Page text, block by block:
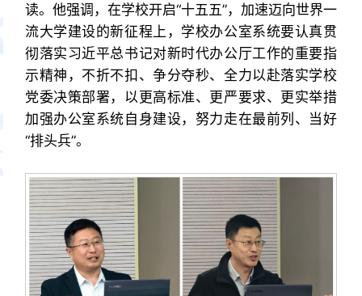
读。他强调，在学校开启“十五五”，加速迈向世界一
流大学建设的新征程上，学校办公室系统要认真贯
彻落实习近平总书记对新时代办公厅工作的重要指
示精神，不折不扣、争分夺秒、全力以赴落实学校
党委决策部署，以更高标准、更严要求、更实举措
加强办公室系统自身建设，努力走在最前列、当好
“排头兵”。